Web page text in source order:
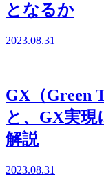
となるか
2023.08.31
GX（Green
と、GX実現
解説
2023.08.31